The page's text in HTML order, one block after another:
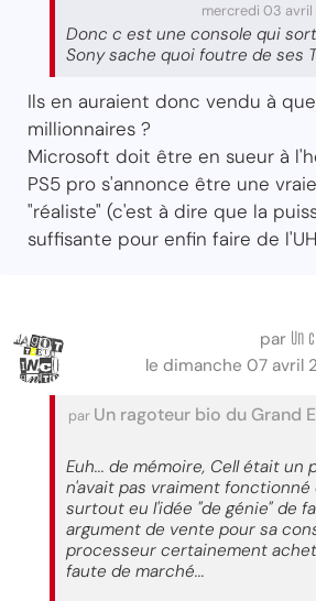
mercredi 03
Donc c est une console qui
Sony sache quoi foutre de ses
Ils en auraient donc vendu à
millionnaires ?
Microsoft doit être en sueur à
PS5 pro s'annonce être une
"réaliste" (c'est à dire que la
suffisante pour enfin faire de
par Un
le dimanche 07 avril
par Un ragoteur bio du Grand
Euh... de mémoire, Cell était un
n'avait pas vraiment fonctionné
surtout eu l'idée "de génie" de
argument de vente pour sa
processeur certainement
faute de marché...